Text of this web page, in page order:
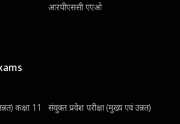
आरपीएससी एएओ
कक्षा 11 संयुक्त प्रवेश परीक्षा (मुख्य एवं उन्नत)